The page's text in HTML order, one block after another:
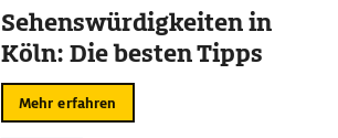
Sehenswürdigkeiten in
Köln: Die besten Tipps
Mehr erfahren